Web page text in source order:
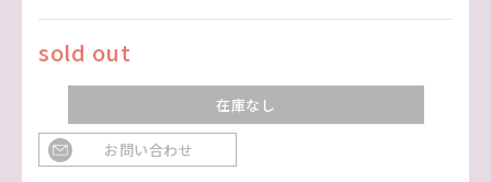
sold out
在庫なし
お問い合わせ